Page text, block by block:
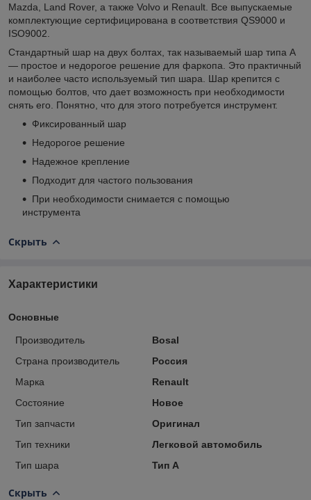
Mazda, Land Rover, а также Volvo и Renault. Все выпускаемые
комплектующие сертифицирована в соответствия QS9000 и
ISO9002.
Стандартный шар на двух болтах, так называемый шар типа А
— простое и недорогое решение для фаркопа. Это практичный
и наиболее часто используемый тип шара. Шар крепится с
помощью болтов, что дает возможность при необходимости
снять его. Понятно, что для этого потребуется инструмент.
Фиксированный шар
Недорогое решение
Надежное крепление
Подходит для частого пользования
При необходимости снимается с помощью
инструмента
Скрыть
Характеристики
Основные
Производитель
Bosal
Страна производитель
Россия
Марка
Renault
Состояние
Новое
Тип запчасти
Оригинал
Тип техники
Легковой автомобиль
Тип шара
Тип A
Скрыть